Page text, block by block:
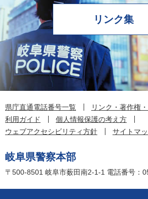
リンク集
県庁直通電話番号一覧
リンク・著作権
利用ガイド
個人情報保護の考え方
ウェブアクセシビリティ方針
サイトマ
岐阜県警察本部
〒500-8501 岐阜市薮田南2-1-1 電話番号：